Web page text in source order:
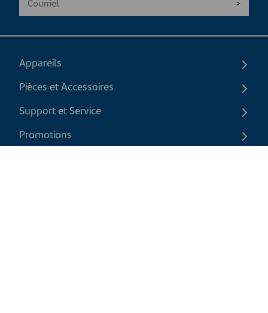
Appareils
Pièces et Accessoires
Support et Service
Promotions